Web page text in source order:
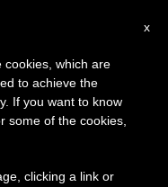
×
haremos la pausa
de verano
y también el
x
cookies, which are
to achieve the
If you want to know
some of the cookies,
clicking a link or